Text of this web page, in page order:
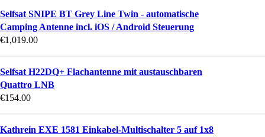
Selfsat SNIPE BT Grey Line Twin - automatische
Camping Antenne incl. iOS / Android Steuerung
€1,019.00
Selfsat H22DQ+ Flachantenne mit austauschbaren
Quattro LNB
€154.00
Kathrein EXE 1581 Einkabel-Multischalter 5 auf 1x8